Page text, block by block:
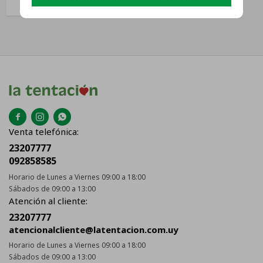
  
Venta telefónica:
23207777
092858585
Horario de Lunes a Viernes 09:00 a 18:00
Sábados de 09:00 a 13:00
Atención al cliente:
23207777
atencionalcliente@latentacion.com.uy
Horario de Lunes a Viernes 09:00 a 18:00
Sábados de 09:00 a 13:00